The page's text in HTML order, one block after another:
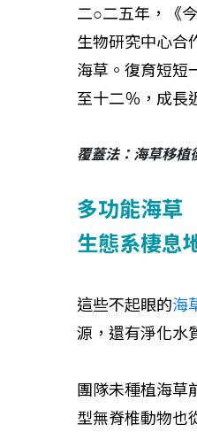
二○二五年，《
生物研究中心合
海草。復育短短
至十二％，成長
覆蓋法：海草移植
多功能海草
生態系棲息
這些不起眼的海
源，還有淨化水
團隊未種植海草
型無脊椎動物也